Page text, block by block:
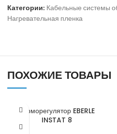
Категории: Кабельные системы
Нагревательная пленка
ПОХОЖИЕ ТОВАРЫ
Терморегулятор EBERLE
INSTAT 8